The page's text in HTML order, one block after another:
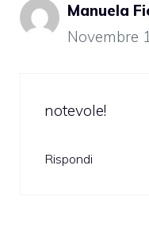
Manuela
Novembre
notevole!
Rispondi